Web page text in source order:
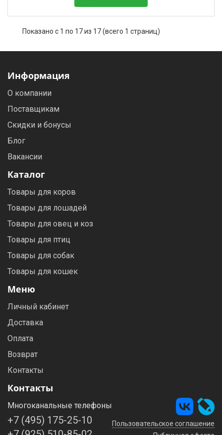
Показано с 1 по 17 из 17 (всего 1 страниц)
Информация
О компании
Поставщикам
Скидки и бонусы
Блог
Вакансии
Каталог
Товары для коров
Товары для лошадей
Товары для овец и коз
Товары для птиц
Товары для собак
Товары для кошек
Меню
Личный кабинет
Доставка
Оплата
Возврат
Контакты
Контакты
Многоканальные телефоны
+7 (495) 175-25-10
Пользовательское соглашение